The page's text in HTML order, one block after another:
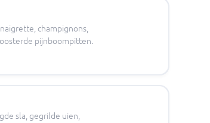
champignons,
pijnboompitten.
sla, gegrilde uien,